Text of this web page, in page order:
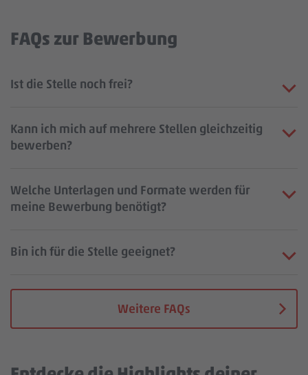
FAQs zur Bewerbung
Ist die Stelle noch frei?
Kann ich mich auf mehrere Stellen gleichzeitig
bewerben?
Welche Unterlagen und Formate werden für
meine Bewerbung benötigt?
Bin ich für die Stelle geeignet?
Weitere FAQs